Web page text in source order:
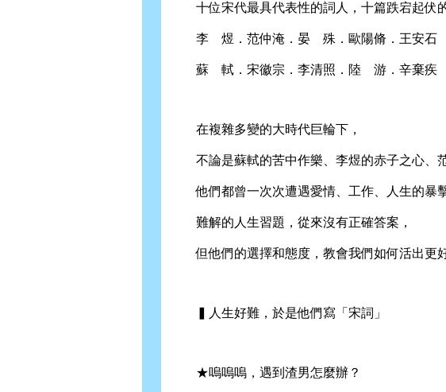
十位宋代最具代表性的詞人，十篇跌宕起伏的
李 煜．范仲淹．晏 殊．歐陽脩．王安石
蘇 軾．宋徽宗．李清照．陸 游．辛棄疾
在複雜多變的大時代巨輪下，
不論是蘇軾的苦中作樂、李煜的赤子之心、
他們都曾一次次遭遇愛情、工作、人生的暴擊
難解的人生習題，從來沒有正確答案，
但他們的選擇和態度，教會我們如何活出更好
▍人生好難，於是他們寫「宋詞」
★嗚嗚嗚，遇到渣男怎麼辦？